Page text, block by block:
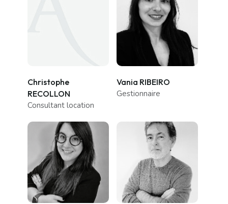
Christophe
RECOLLON
Consultant location
Vania RIBEIRO
Gestionnaire